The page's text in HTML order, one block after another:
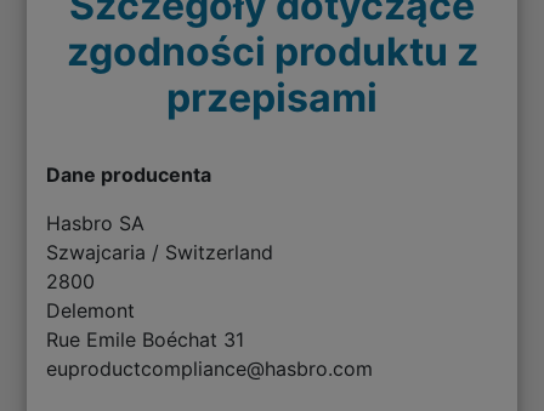
zgodności produktu z
przepisami
Dane producenta
Hasbro SA
Szwajcaria / Switzerland
2800
Delemont
Rue Emile Boéchat 31
euproductcompliance@hasbro.com